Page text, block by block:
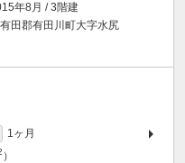
年8月 / 3階建
田郡有田川町大字水尻
1ヶ月
）